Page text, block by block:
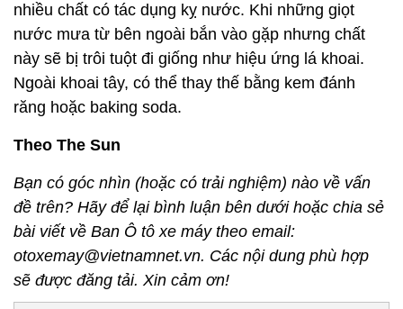
nhiều chất có tác dụng kỵ nước. Khi những giọt
nước mưa từ bên ngoài bắn vào gặp nhưng chất
này sẽ bị trôi tuột đi giống như hiệu ứng lá khoai.
Ngoài khoai tây, có thể thay thế bằng kem đánh
răng hoặc baking soda.
Theo The Sun
Bạn có góc nhìn (hoặc có trải nghiệm) nào về vấn
đề trên? Hãy để lại bình luận bên dưới hoặc chia sẻ
bài viết về Ban Ô tô xe máy theo email:
otoxemay@vietnamnet.vn. Các nội dung phù hợp
sẽ được đăng tải. Xin cảm ơn!